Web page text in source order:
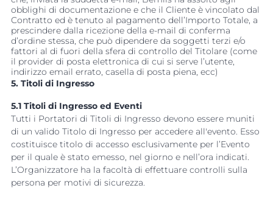
obblighi di documentazione e che il Cliente è vincolato dal
Contratto ed è tenuto al pagamento dell’Importo Totale, a
prescindere dalla ricezione della e-mail di conferma
d’ordine stessa, che può dipendere da soggetti terzi e/o
fattori al di fuori della sfera di controllo del Titolare (come
il provider di posta elettronica di cui si serve l’utente,
indirizzo email errato, casella di posta piena, ecc)
5. Titoli di Ingresso
5.1 Titoli di Ingresso ed Eventi
Tutti i Portatori di Titoli di Ingresso devono essere muniti
di un valido Titolo di Ingresso per accedere all'evento. Esso
costituisce titolo di accesso esclusivamente per l’Evento
per il quale è stato emesso, nel giorno e nell’ora indicati.
L’Organizzatore ha la facoltà di effettuare controlli sulla
persona per motivi di sicurezza.